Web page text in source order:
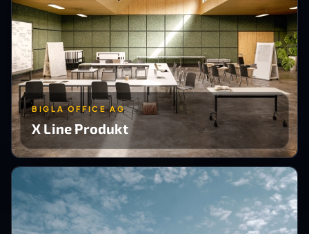
BIGLA OFFICE AG
X Line Produkt